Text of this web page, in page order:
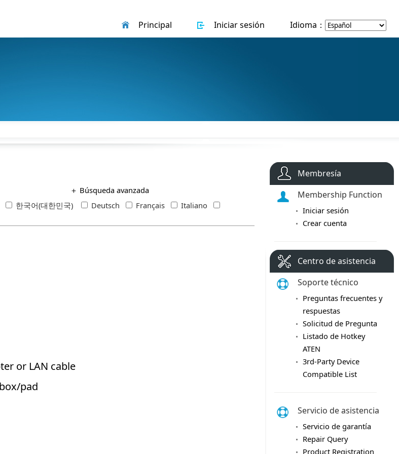
Principal Iniciar sesión Idioma：
＋ Búsqueda avanzada
한국어(대한민국) Deutsch Français
Italiano
Membresía
Membership Function
Iniciar sesión
Crear cuenta
Centro de asistencia
Soporte técnico
Preguntas frecuentes y
respuestas
Solicitud de Pregunta
Listado de Hotkey
ATEN
3rd-Party Device
Compatible List
Servicio de asistencia
Servicio de garantía
Repair Query
Product Registration